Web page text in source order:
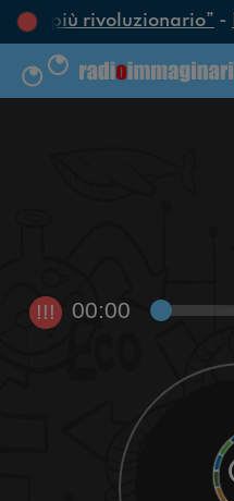
più rivoluzionario”-
!!! 00:00